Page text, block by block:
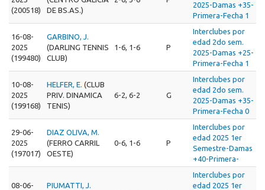
(200518)
DE BS.AS.)
2025-Damas +35-
Primera-Fecha 1
16-08-
2025
(199480)
GARBINO, J.
(DARLING TENNIS
CLUB)
1-6, 1-6 P
Interclubes por
edad 2do sem.
2025-Damas +25-
Primera-Fecha 1
10-08-
2025
(199168)
HELFER, E. (CLUB
PRIV. DINAMICA
TENIS)
6-2, 6-2 G
Interclubes por
edad 2do sem.
2025-Damas +35-
Primera-Fecha 0
29-06-
2025
(197017)
DIAZ OLIVA, M.
(FERRO CARRIL
OESTE)
0-6, 1-6 P
Interclubes por
edad 2025 1er
Semestre-Damas
+40-Primera-
08-06-
PIUMATTI, J.
Interclubes por
edad 2025 1er